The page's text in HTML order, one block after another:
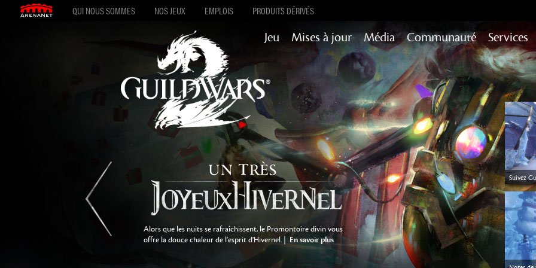
QUI NOUS SOMMES NOS JEUX EMPLOIS PRODUITS DÉRIVÉS
Jeu Mises à jour
Mises à jour de contenu pour l’histoire,
succès et encore plus
Heart of Thorns
Path of Fire
End of Dragons
Secrets of the
Obscure
Janthir Wilds
Visions of Eternity
Média
Guild Wars 2
Communauté Services
Alors que les nuits se rafraîchissent, le Promontoire divin vous
offre la douce chaleur de l'esprit d'Hivernel. |
En savoir plus
Suivez